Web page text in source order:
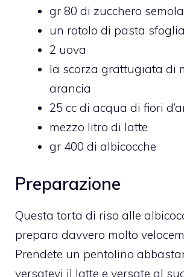
gr 80 di zucchero
un rotolo di pasta sfoglia
2 uova
la scorza grattugiata di
arancia
25 cc di acqua di fiori
mezzo litro di latte
gr 400 di albicocche
Preparazione
Questa torta di riso alle
prepara davvero molto
Prendete un pentolino
versatevi il latte e versate al